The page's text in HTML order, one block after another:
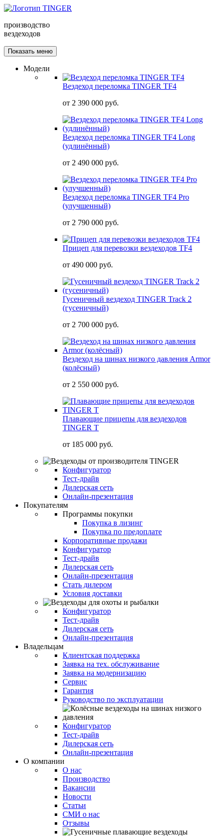
производство
вездеходов
Показать меню
Модели
Вездеход переломка TINGER TF4
от 2 390 000 руб.
Вездеход переломка TINGER TF4 Long
(удлинённый)
от 2 490 000 руб.
Вездеход переломка TINGER TF4 Pro
(улучшенный)
от 2 790 000 руб.
Прицеп для перевозки вездеходов TF4
от 490 000 руб.
Гусеничный вездеход TINGER Track 2
(гусеничный)
от 2 700 000 руб.
Вездеход на шинах низкого давления Armor
(колёсный)
от 2 550 000 руб.
Плавающие прицепы для вездеходов
TINGER T
от 185 000 руб.
Конфигуратор
Тест-драйв
Дилерская сеть
Онлайн-презентация
Покупателям
Программы покупки
Покупка в лизинг
Покупка по предоплате
Корпоративные продажи
Конфигуратор
Тест-драйв
Дилерская сеть
Онлайн-презентация
Стать дилером
Условия доставки
Конфигуратор
Тест-драйв
Дилерская сеть
Онлайн-презентация
Владельцам
Клиентская поддержка
Заявка на тех. обслуживание
Заявка на модернизацию
Сервис
Гарантия
Руководство по эксплуатации
Конфигуратор
Тест-драйв
Дилерская сеть
Онлайн-презентация
О компании
О нас
Производство
Вакансии
Новости
Статьи
СМИ о нас
Отзывы